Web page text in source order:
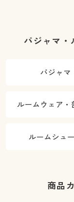
パジャマ・
パジャマ
ルームウェア・
ルームシュ
商品